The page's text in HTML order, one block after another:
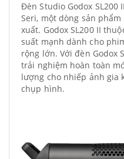
Đèn Studio Godox SL200
Seri, một dòng sản
xuất. Godox SL200 II
suất mạnh dành cho
rộng lớn. Với đèn Godox
trải nghiệm hoàn toàn
lượng cho nhiếp ảnh gia
chụp hình.